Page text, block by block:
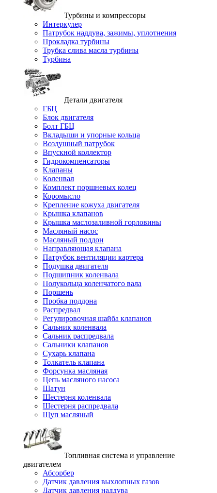
Турбины и компрессоры
Интеркулер
Патрубок наддува, зажимы, уплотнения
Прокладка турбины
Трубка слива масла турбины
Турбина
Детали двигателя
ГБЦ
Блок двигателя
Болт ГБЦ
Вкладыши и упорные кольца
Воздушный патрубок
Впускной коллектор
Гидрокомпенсаторы
Клапаны
Коленвал
Комплект поршневых колец
Коромысло
Крепление кожуха двигателя
Крышка клапанов
Крышка маслозаливной горловины
Масляный насос
Масляный поддон
Направляющая клапана
Патрубок вентиляции картера
Подушка двигателя
Подшипник коленвала
Полукольца коленчатого вала
Поршень
Пробка поддона
Распредвал
Регулировочная шайба клапанов
Сальник коленвала
Сальник распредвала
Сальники клапанов
Сухарь клапана
Толкатель клапана
Форсунка масляная
Цепь масляного насоса
Шатун
Шестерня коленвала
Шестерня распредвала
Щуп масляный
Топливная система и управление
двигателем
Абсорбер
Датчик давления выхлопных газов
Датчик давления наддува